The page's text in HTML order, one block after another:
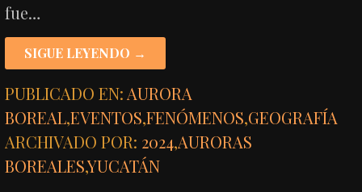
fue…
SIGUE LEYENDO →
PUBLICADO EN: AURORA
BOREAL,EVENTOS,FENÓMENOS,GEOGRAFÍA
ARCHIVADO POR: 2024,AURORAS
BOREALES,YUCATÁN